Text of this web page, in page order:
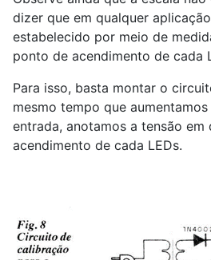
dizer que em qualquer
estabelecido por meio de
ponto de acendimento de cada
Para isso, basta montar o
mesmo tempo que
entrada, anotamos a tensão em
acendimento de cada LEDs.